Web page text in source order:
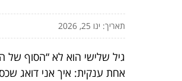
תאריך: ינו 25, 2026
גיל שלישי הוא לא “הסוף של
אחת ענקית: איך אני דואג